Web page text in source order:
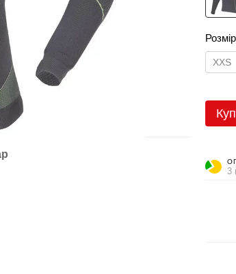
XXS
3